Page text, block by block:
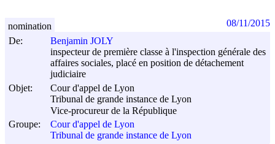
De:
Benjamin JOLY
inspecteur de première classe à l'inspection générale des
affaires sociales, placé en position de détachement
judiciaire
Objet:
Cour d'appel de Lyon
Tribunal de grande instance de Lyon
Vice-procureur de la République
Groupe:
Cour d'appel de Lyon
Tribunal de grande instance de Lyon
nomination 08/11/2015